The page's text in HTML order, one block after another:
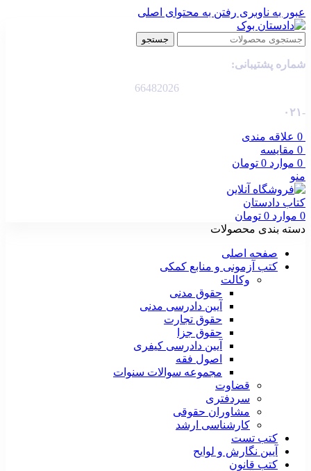
عبور به ناوبری رفتن به محتوای اصلی
جستجو
شماره پشتیبانی:
66482026
-۰۲۱
0 علاقه مندی
0 مقایسه
0 موارد 0 تومان
منو
0 موارد 0 تومان
دسته بندی محصولات
صفحه اصلی
کتب آزمونی و منابع کمکی
وکالت
حقوق مدنی
آیین دادرسی مدنی
حقوق تجارت
حقوق جزا
آیین دادرسی کیفری
اصول فقه
مجموعه سوالات سنوات
قضاوت
سردفتری
مشاوران حقوقی
کارشناسی ارشد
کتب تست
آیین نگارش و لوایح
کتب قانون